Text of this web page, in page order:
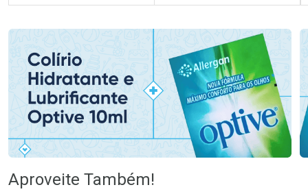
Laboratório
Por Menos
Aproveite Também!